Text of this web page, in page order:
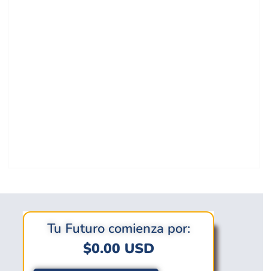
Tu Futuro comienza por:
$0.00 USD